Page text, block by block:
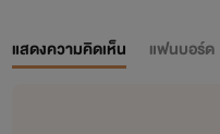
แสดงความคิดเห็น แฟนบอร์ด